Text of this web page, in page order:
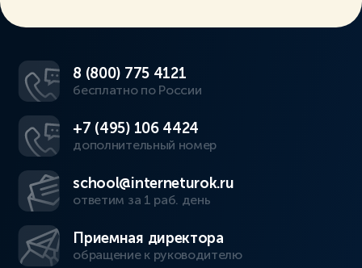
8 (800) 775 4121
бесплатно по России
+7 (495) 106 4424
дополнительный номер
school@interneturok.ru
ответим за 1 раб. день
Приемная директора
обращение к руководителю